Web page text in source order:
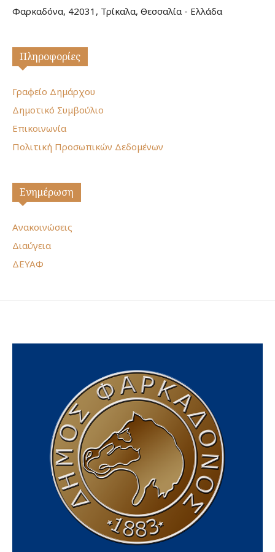
Φαρκαδόνα, 42031, Τρίκαλα, Θεσσαλία - Ελλάδα
Πληροφορίες
Γραφείο Δημάρχου
Δημοτικό Συμβούλιο
Επικοινωνία
Πολιτική Προσωπικών Δεδομένων
Ενημέρωση
Ανακοινώσεις
Διαύγεια
ΔΕΥΑΦ